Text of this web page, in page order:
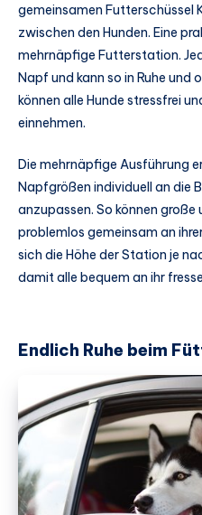
gemeinsamen Futterschüssel
zwischen den Hunden. Eine
mehrnäpfige Futterstation.
Napf und kann so in Ruhe und
können alle Hunde stressfrei
einnehmen.
Die mehrnäpfige Ausführung
Napfgrößen individuell an die
anzupassen. So können große
problemlos gemeinsam an
sich die Höhe der Station je
damit alle bequem an ihr
Endlich Ruhe beim